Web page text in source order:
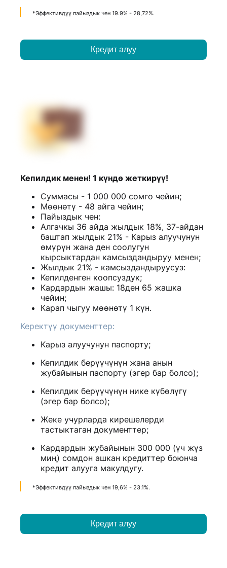
*Эффективдүү пайыздык чен 19.9% - 28,72%.
Кредит алуу
Кепилдик менен! 1 күндө жеткирүү!
Суммасы - 1 000 000 сомго чейин;
Мөөнөтү - 48 айга чейин;
Пайыздык чен:
Алгачкы 36 айда жылдык 18%, 37-айдан
баштап жылдык 21% - Карыз алуучунун
өмүрүн жана ден соолугун
кырсыктардан камсыздандыруу менен;
Жылдык 21% - камсыздандыруусуз:
Кепилденген коопсуздук;
Кардардын жашы: 18ден 65 жашка
чейин;
Карап чыгуу мөөнөтү 1 күн.
Керектүү документтер:
Карыз алуучунун паспорту;
Кепилдик берүүчүнүн жана анын
жубайынын паспорту (эгер бар болсо);
Кепилдик берүүчүнүн нике күбөлүгү
(эгер бар болсо);
Жеке учурларда кирешелерди
тастыктаган документтер;
Кардардын жубайынын 300 000 (үч жүз
миң) сомдон ашкан кредиттер боюнча
кредит алууга макулдугу.
*Эффективдүү пайыздык чен 19,6% - 23.1%.
Кредит алуу